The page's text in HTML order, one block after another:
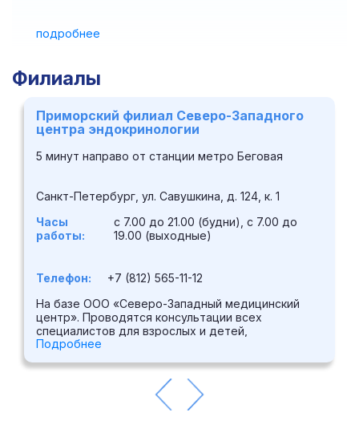
подробнее
Филиалы
Приморский филиал Северо-Западного
центра эндокринологии
5 минут направо от станции метро Беговая
Санкт-Петербург, ул. Савушкина, д. 124, к. 1
Часы
работы:
с 7.00 до 21.00 (будни), с 7.00 до
19.00 (выходные)
Телефон:
+7 (812) 565-11-12
На базе ООО «Северо-Западный медицинский
центр». Проводятся консультации всех
специалистов для взрослых и детей,
лабораторные анализы, ультразвуковая
экспертного класса, видеокольпоскопия, биопсия
щитовидной железы, малоинвазивные методики
Подробнее